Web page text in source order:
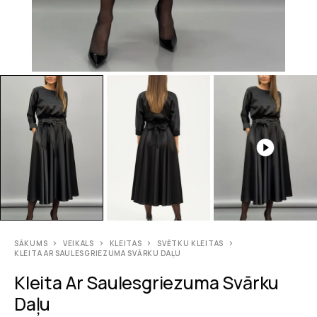
SĀKUMS VEIKALS KLEITAS
SVĒTKU KLEITAS
KLEITA AR SAULESGRIEZUMA SVĀRKU DAĻU
Kleita Ar Saulesgriezuma Svārku
Daļu